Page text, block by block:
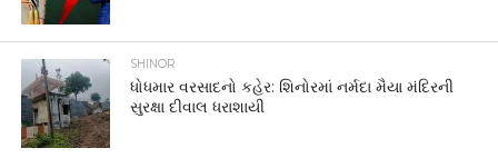
SHINOR
ધોધમાર વરસાદનો કહેર: શિનોરમાં નર્મદા મૈયા મંદિરની
સુરક્ષા દીવાલ ધરાશાયી